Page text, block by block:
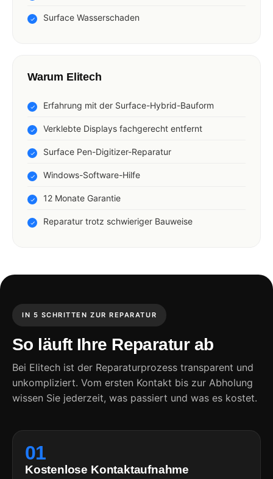
Surface Wasserschaden
Warum Elitech
Erfahrung mit der Surface-Hybrid-Bauform
Verklebte Displays fachgerecht entfernt
Surface Pen-Digitizer-Reparatur
Windows-Software-Hilfe
12 Monate Garantie
Reparatur trotz schwieriger Bauweise
IN 5 SCHRITTEN ZUR REPARATUR
So läuft Ihre Reparatur ab
Bei Elitech ist der Reparaturprozess transparent und
unkompliziert. Vom ersten Kontakt bis zur Abholung
wissen Sie jederzeit, was passiert und was es kostet.
01
Kostenlose Kontaktaufnahme